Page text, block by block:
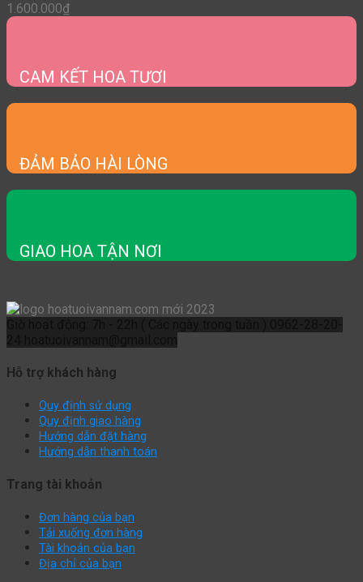
1.600.000₫
CAM KẾT HOA TƯƠI
ĐẢM BẢO HÀI LÒNG
GIAO HOA TẬN NƠI
Hỗ trợ khách hàng
Quy định sử dụng
Quy định giao hàng
Hướng dẫn đặt hàng
Hướng dẫn thanh toán
Trang tài khoản
Đơn hàng của bạn
Tải xuống đơn hàng
Tài khoản của bạn
Địa chỉ của bạn